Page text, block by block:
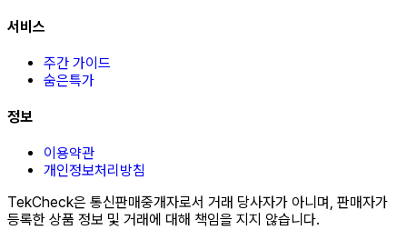
서비스
주간 가이드
숨은특가
정보
이용약관
개인정보처리방침
TekCheck은 통신판매중개자로서 거래 당사자가 아니며, 판매자가
등록한 상품 정보 및 거래에 대해 책임을 지지 않습니다.